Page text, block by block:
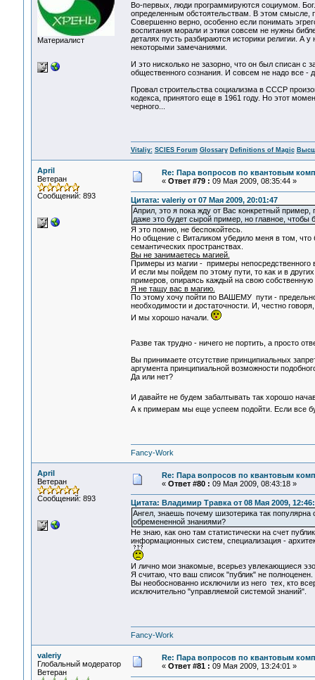
Материалист
Во-первых, люди программируются социумом.
определенным обстоятельствам. В этом смысле,
Совершенно верно, особенно если понимать
воспитания морали и этики совсем не нужны
деталях пусть разбираются историки религии. А
некоторыми замечаниями.
И это нисколько не зазорно, что он был списан
общественного сознания. И совсем не надо все -
Провал строительства социализма в СССР
кодекса, принятого еще в 1961 году. Но этот
черного...
Vitaliy: SCIES Forum Glossary Definitions of Magic
April
Ветеран
Сообщений: 893
Re: Пара вопросов по квантовым
« Ответ #79 : 09 Мая 2009, 08:35:44 »
Цитата: valeriy от 07 Мая 2009, 20:01:47
Април, это я пока жду от Вас конкретный пример,
даже это будет сырой пример, но главное, чтобы
Я это помню, не беспокойтесь.
Но общение с Виталиком убедило меня в том,
семантических пространствах.
Вы не занимаетесь магией.
Примеры из магии - примеры непосредственного
И если мы пойдем по этому пути, то как и в
примеров, опираясь каждый на свою собственную
Я не тащу вас в магию.
По этому хочу пойти по ВАШЕМУ пути -
необходимости и достаточности. И, честно
И мы хорошо начали.
Разве так трудно - ничего не портить, а просто
Вы принимаете отсутствие принципиальных
аргумента принципиальной возможности
Да или нет?
И давайте не будем забалтывать так хорошо
А к примерам мы еще успеем подойти. Если все
Fancy-Work
April
Ветеран
Сообщений: 893
Re: Пара вопросов по квантовым
« Ответ #80 : 09 Мая 2009, 08:43:18 »
Цитата: Владимир Травка от 08 Мая 2009,
Ангел, знаешь почему шизотерика так популярна
обремененной знаниями?
Не знаю, как оно там статистически на счет
информационных систем, специализация -
И лично мои знакомые, всерьез увлекающиеся
Я считаю, что ваш список "публик" не полноценен.
Вы необоснованно исключили из него тех, кто
исключительно "управляемой системой знаний".
Fancy-Work
valeriy
Глобальный модератор
Ветеран
Re: Пара вопросов по квантовым
« Ответ #81 : 09 Мая 2009, 13:24:01 »